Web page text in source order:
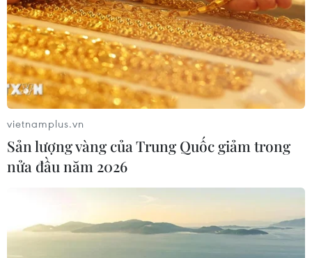
vietnamplus.vn
Sản lượng vàng của Trung Quốc giảm trong
nửa đầu năm 2026